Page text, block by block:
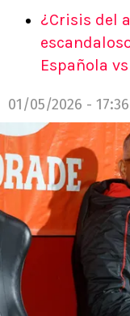
¿Crisis del
Española
01/05/2026 -